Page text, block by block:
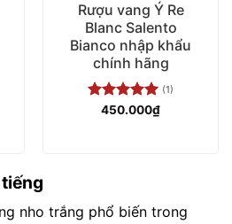
Rượu vang Ý Re
Blanc Salento
Bianco nhập khẩu
chính hãng
Được xếp
(1)
450.000₫
nho trắng phổ biến trong